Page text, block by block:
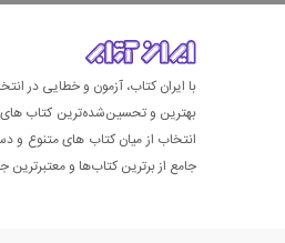
با ایران کتاب، آزمون و خطایی در
بهترین و تحسین‌شده‌ترین کتاب‌ های
انتخاب از میان کتاب های متنوع و
جامع از برترین کتاب‌ها و معتبرترین